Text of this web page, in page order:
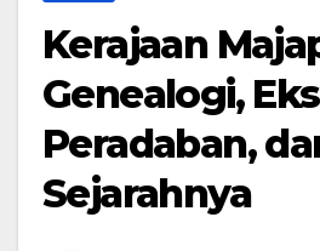
Kerajaan
Genealogi,
Peradaban,
Sejarahnya